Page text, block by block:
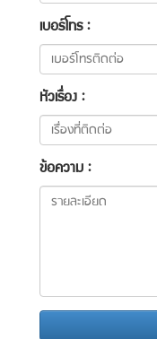
เบอร์โทร :
หัวเรื่อง :
ข้อความ :